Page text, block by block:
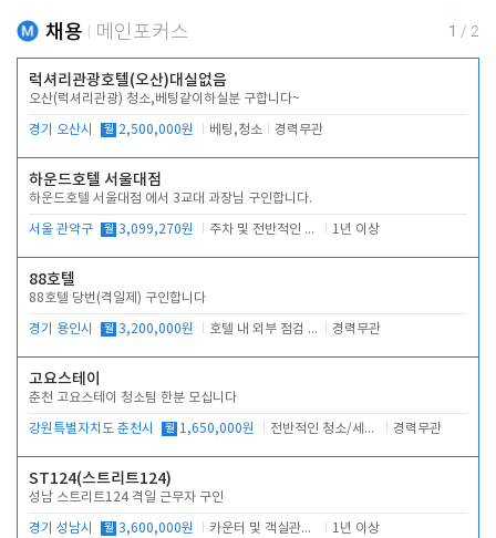
채용 메인포커스 1 / 2
럭셔리관광호텔(오산)대실없음
오산(럭셔리관광) 청소,베팅같이하실분 구합니다~
경기 오산시 월 2,500,000원 베팅,청소 경력무관
하운드호텔 서울대점
하운드호텔 서울대점 에서 3교대 과장님 구인합니다.
서울 관악구 월 3,099,270원 주차 및 전반적인 당번업무 1년 이상
88호텔
88호텔 당번(격일제) 구인합니다
경기 용인시 월 3,200,000원 호텔 내 외부 점검 및 프런트 운영 경력무관
고요스테이
춘천 고요스테이 청소팀 한분 모십니다
강원특별자치도 춘천시 월 1,650,000원 전반적인 청소/세탁업무 경력무관
ST124(스트리트124)
성남 스트리트124 격일 근무자 구인
경기 성남시 월 3,600,000원 카운터 및 객실관리 전반 1년 이상